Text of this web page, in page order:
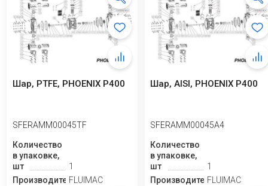
Шар, PTFE, PHOENIX P400
SFERAMM00045TF
Количество
в упаковке,
шт
1
ПроизводительFLUIMAC
Шар, AISI, PHOENIX P400
SFERAMM00045A4
Количество
в упаковке,
шт
1
ПроизводительFLUIMAC